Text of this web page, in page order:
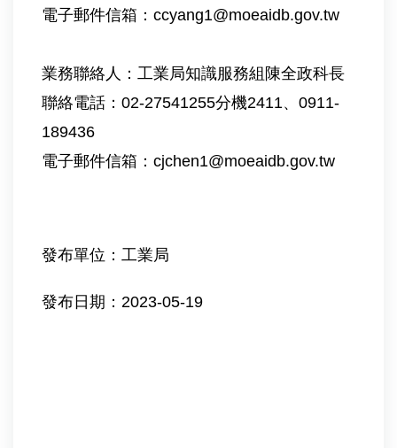
電子郵件信箱： ccyang1@moeaidb.gov.tw
業務聯絡人：工業局知識服務組陳全政科長
聯絡電話：02-27541255分機2411、0911-
189436
電子郵件信箱： cjchen1@moeaidb.gov.tw
發布單位：工業局
發布日期：2023-05-19